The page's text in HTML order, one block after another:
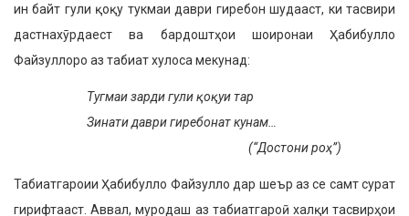
ин байт гули қоқу тукмаи даври гиребон шудааст, ки тасвири
дастнахӯрдаест ва бардоштҳои шоиронаи Ҳабибулло
Файзуллоро аз табиат хулоса мекунад:
Тугмаи зарди гули қоқуи тар
Зинати даври гиребонат кунам…
(“Достони роҳ”)
Табиатгароии Ҳабибулло Файзулло дар шеър аз се самт сурат
гирифтааст. Аввал, муродаш аз табиатгароӣ халқи тасвирҳои